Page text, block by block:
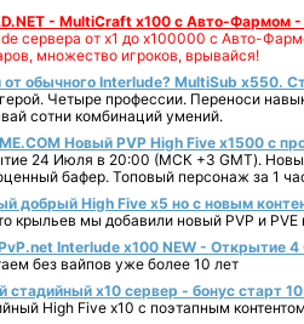
- MultiCraft x100 с Авто-Фармом
сервера от х1 до х100000 с Авто-
множество игроков, врывайся!
от обычного Interlude? MultiSub x550.
Четыре профессии. Переноси
сотни комбинаций умений.
Новый PVP High Five x1500 с
24 Июля в 20:00 (МСК +3 GMT).
бафер. Топовый персонаж за 1
добрый High Five x5 но с новым
крыльев мы добавили новый PVP и PVE
Interlude х100 NEW - Открытие 4
без вайпов уже более 10 лет
стадийный х10 сервер - бонус старт
High Five x10 с поэтапным